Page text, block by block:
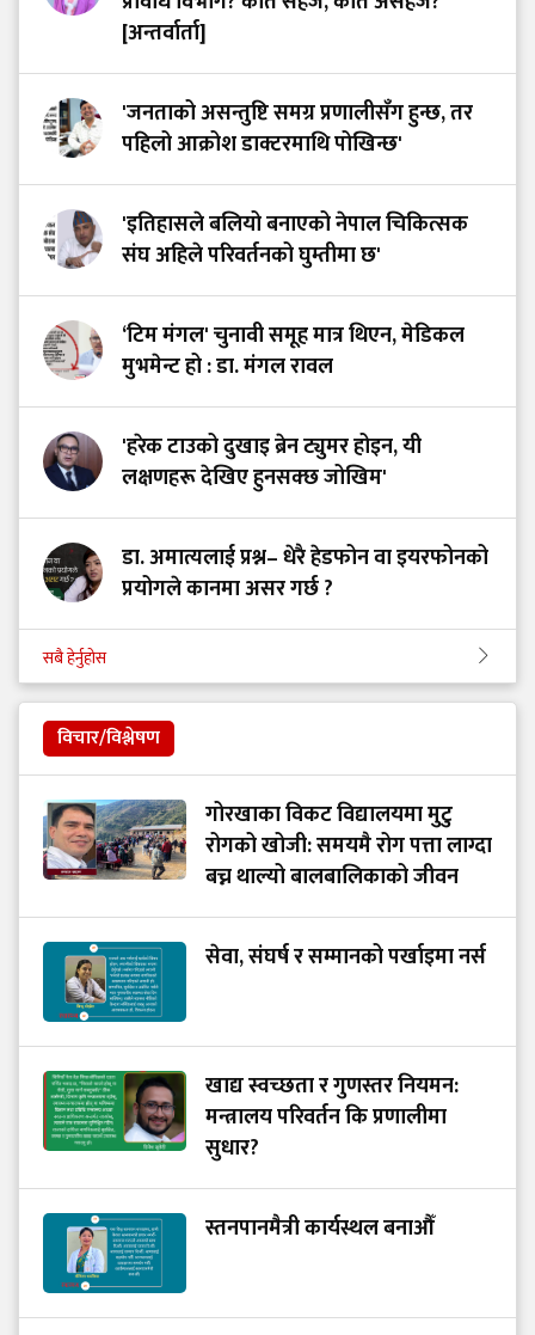
[अन्तर्वार्ता]
'जनताको असन्तुष्टि समग्र प्रणालीसँग हुन्छ, तर
पहिलो आक्रोश डाक्टरमाथि पोखिन्छ'
'इतिहासले बलियो बनाएको नेपाल चिकित्सक
संघ अहिले परिवर्तनको घुम्तीमा छ'
‘टिम मंगल' चुनावी समूह मात्र थिएन, मेडिकल
मुभमेन्ट हो : डा. मंगल रावल
'हरेक टाउको दुखाइ ब्रेन ट्युमर होइन, यी
लक्षणहरू देखिए हुनसक्छ जोखिम'
डा. अमात्यलाई प्रश्न– धेरै हेडफोन वा इयरफोनको
प्रयोगले कानमा असर गर्छ ?
सबै हेर्नुहोस
विचार/विश्लेषण
गोरखाका विकट विद्यालयमा मुटु
रोगको खोजी: समयमै रोग पत्ता लाग्दा
बच्न थाल्यो बालबालिकाको जीवन
सेवा, संघर्ष र सम्मानको पर्खाइमा नर्स
खाद्य स्वच्छता र गुणस्तर नियमन:
मन्त्रालय परिवर्तन कि प्रणालीमा
सुधार?
स्तनपानमैत्री कार्यस्थल बनाऔँ